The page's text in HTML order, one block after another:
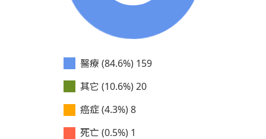
醫療 (84.6%) 159
其它 (10.6%) 20
癌症 (4.3%) 8
死亡 (0.5%) 1